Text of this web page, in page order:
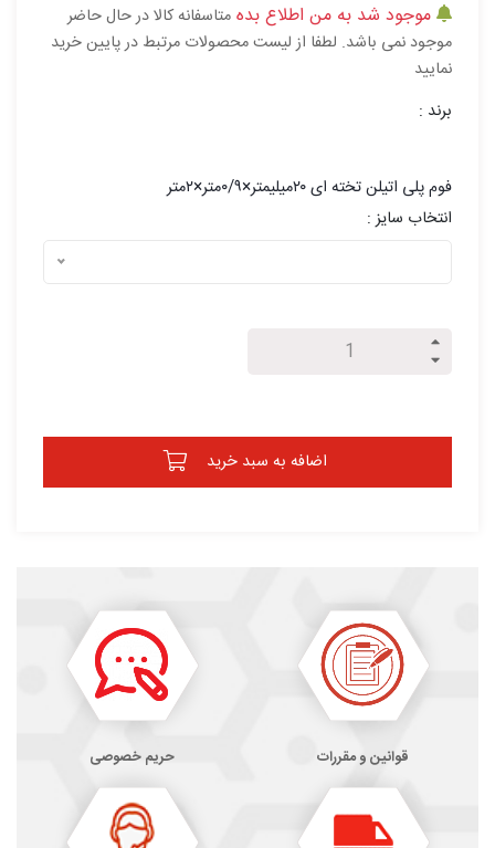
موجود شد به من اطلاع بده متاسفانه کالا در حال حاضر
موجود نمی باشد. لطفا از لیست محصولات مرتبط در پایین خرید
نمایید
برند :
فوم پلی اتیلن تخته ای ۲۰میلیمتر×۰/۹متر×۲متر
انتخاب سایز :
اضافه به سبد خرید
قوانین و مقررات حریم خصوصی